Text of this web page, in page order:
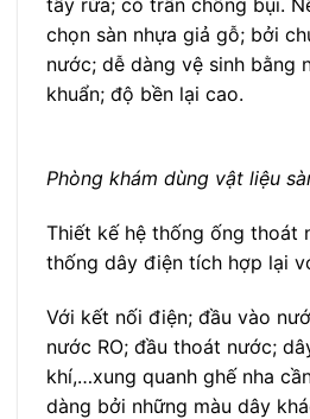
tẩy rửa; có trần chống bụi.
chọn sàn nhựa giả gỗ; bởi
nước; dễ dàng vệ sinh bằng
khuẩn; độ bền lại cao.
Phòng khám dùng vật liệu
Thiết kế hệ thống ống thoát
thống dây điện tích hợp lại
Với kết nối điện; đầu vào
nước RO; đầu thoát nước;
khí,…xung quanh ghế nha
dàng bởi những màu dây